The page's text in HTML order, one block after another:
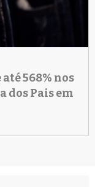
568% nos
dos Pais em